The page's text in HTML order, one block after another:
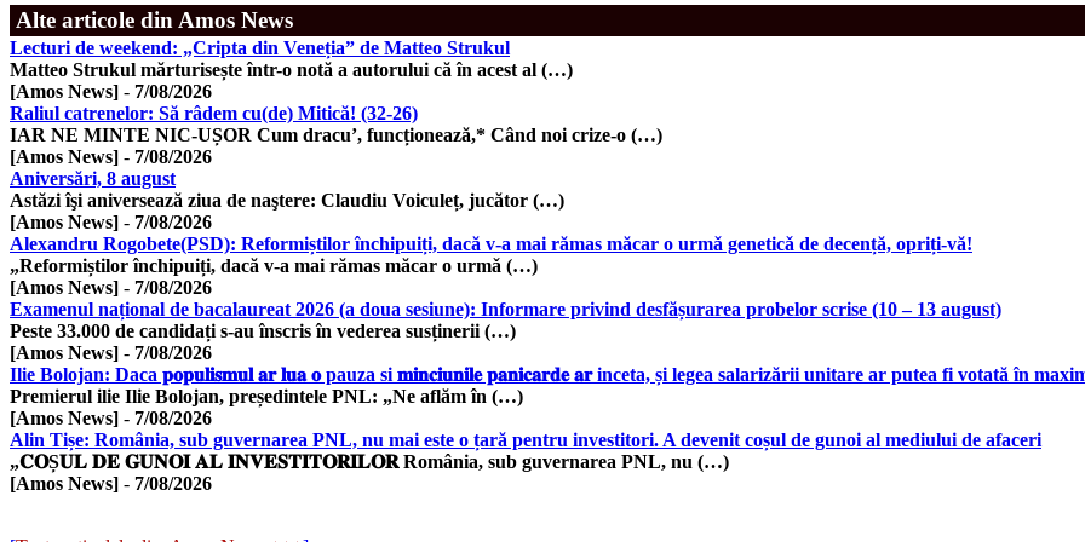
Alte articole din Amos News
Lecturi de weekend: „Cripta din Veneția” de Matteo Strukul
Matteo Strukul mărturisește într-o notă a autorului că în acest al (…)
[Amos News] - 7/08/2026
Raliul catrenelor: Să râdem cu(de) Mitică! (32-26)
IAR NE MINTE NIC-UȘOR Cum dracu’, funcționează,* Când noi crize-o (…)
[Amos News] - 7/08/2026
Aniversări, 8 august
Astăzi îşi aniversează ziua de naştere: Claudiu Voiculeț, jucător (…)
[Amos News] - 7/08/2026
Alexandru Rogobete(PSD): Reformiștilor închipuiți, dacă v-a mai rămas măcar o urmǎ geneticǎ de decență, opriți-vă!
„Reformiștilor închipuiți, dacă v-a mai rămas măcar o urmǎ (…)
[Amos News] - 7/08/2026
Examenul național de bacalaureat 2026 (a doua sesiune): Informare privind desfășurarea probelor scrise (10 – 13 august)
Peste 33.000 de candidați s-au înscris în vederea susținerii (…)
[Amos News] - 7/08/2026
Ilie Bolojan: Daca 𝐩𝐨𝐩𝐮𝐥𝐢𝐬𝐦𝐮𝐥 𝐚𝐫 𝐥𝐮𝐚 𝐨 pauza si 𝐦𝐢𝐧𝐜𝐢𝐮𝐧𝐢𝐥𝐞 𝐩𝐚𝐧𝐢𝐜𝐚𝐫𝐝𝐞 𝐚𝐫 inceta, și legea salarizării unitare ar putea fi votată în
Premierul ilie Ilie Bolojan, președintele PNL: „Ne aflăm în (…)
[Amos News] - 7/08/2026
Alin Tișe: România, sub guvernarea PNL, nu mai este o țară pentru investitori. A devenit coșul de gunoi al mediului de afaceri
„𝐂𝐎Ș𝐔𝐋 𝐃𝐄 𝐆𝐔𝐍𝐎𝐈 𝐀𝐋 𝐈𝐍𝐕𝐄𝐒𝐓𝐈𝐓𝐎𝐑𝐈𝐋𝐎𝐑 România, sub guvernarea PNL, nu (…)
[Amos News] - 7/08/2026